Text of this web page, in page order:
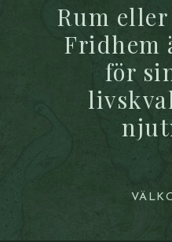
Rum
Fridhem
för